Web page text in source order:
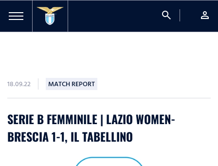
search person
18.09.22 MATCH REPORT
SERIE B FEMMINILE | LAZIO WOMEN-
BRESCIA 1-1, IL TABELLINO